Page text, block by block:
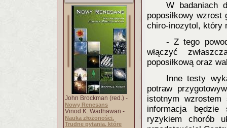
John Brockman (red.) -
Nowy Renesans
Vinod K. Wadhawan -
Nauka złożoności.
Trudne pytania, które
W badaniach
poposiłkowy
chiro-inozytol, który
- Z tego
włączyć
poposiłkową oraz
Inne testy
potraw
istotnym
informacja będzie
ryzykiem chorób